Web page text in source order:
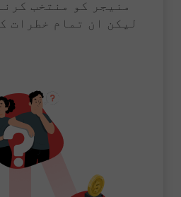
منیجر کو منتخب
لیکن ان تمام خطرات